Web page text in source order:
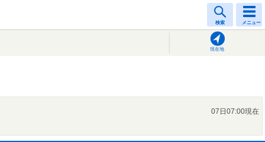
検索 メニュー
現在地
07日07:00現在